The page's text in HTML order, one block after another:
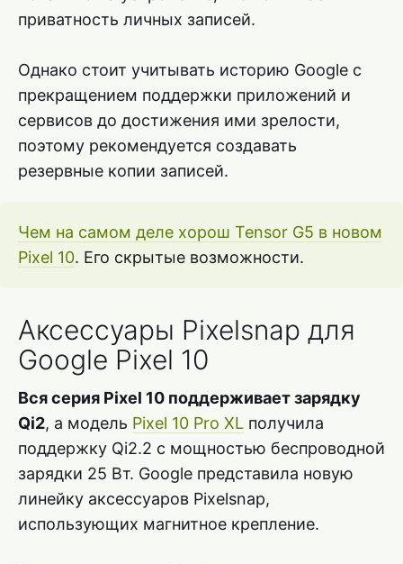
приватность личных записей.
Однако стоит учитывать историю Google с
прекращением поддержки приложений и
сервисов до достижения ими зрелости,
поэтому рекомендуется создавать
резервные копии записей.
Чем на самом деле хорош Tensor G5 в новом
Pixel 10. Его скрытые возможности.
Аксессуары Pixelsnap для
Google Pixel 10
Вся серия Pixel 10 поддерживает зарядку
Qi2, а модель Pixel 10 Pro XL получила
поддержку Qi2.2 с мощностью беспроводной
зарядки 25 Вт. Google представила новую
линейку аксессуаров Pixelsnap,
использующих магнитное крепление.